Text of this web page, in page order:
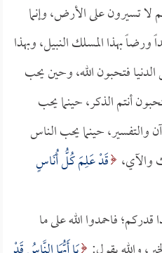
لا تسيرون على الأرض، وإنما
ورضاً بهذا المسلك النبيل، وبهذا
فتحبون الله، وحين يحب
أنتم الذكر، حينما يحب
والتفسير، حينما يحب الناس
والآي، قَدْ عَلِمَ كُلُّ أُنَاسٍ
فاحمدوا الله على ما